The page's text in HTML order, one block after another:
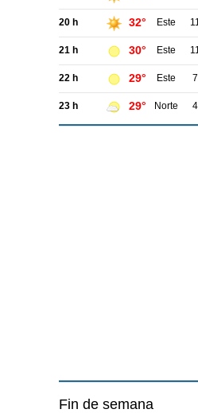
20 h 32° Este
21 h 30° Este
22 h 29° Este
23 h 29° Norte
Fin de semana